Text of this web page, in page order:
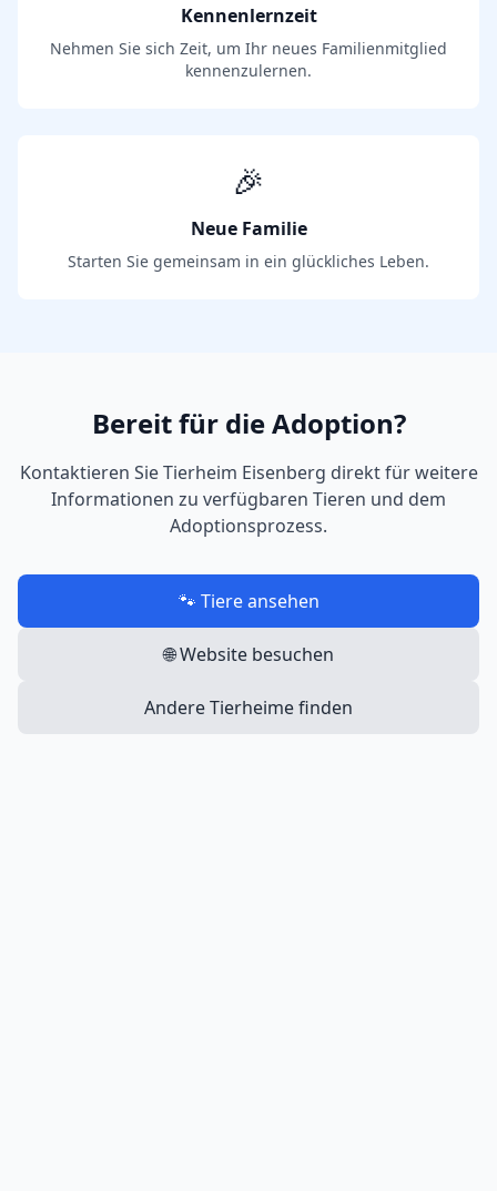
Kennenlernzeit
Nehmen Sie sich Zeit, um Ihr neues Familienmitglied
kennenzulernen.
🎉
Neue Familie
Starten Sie gemeinsam in ein glückliches Leben.
Bereit für die Adoption?
Kontaktieren SieTierheim Eisenberg direkt für weitere
Informationen zu verfügbaren Tieren und dem
Adoptionsprozess.
🐾 Tiere ansehen
🌐 Website besuchen
Andere Tierheime finden